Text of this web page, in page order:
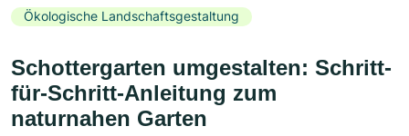
Ökologische Landschaftsgestaltung
Schottergarten umgestalten: Schritt-
für-Schritt-Anleitung zum
naturnahen Garten